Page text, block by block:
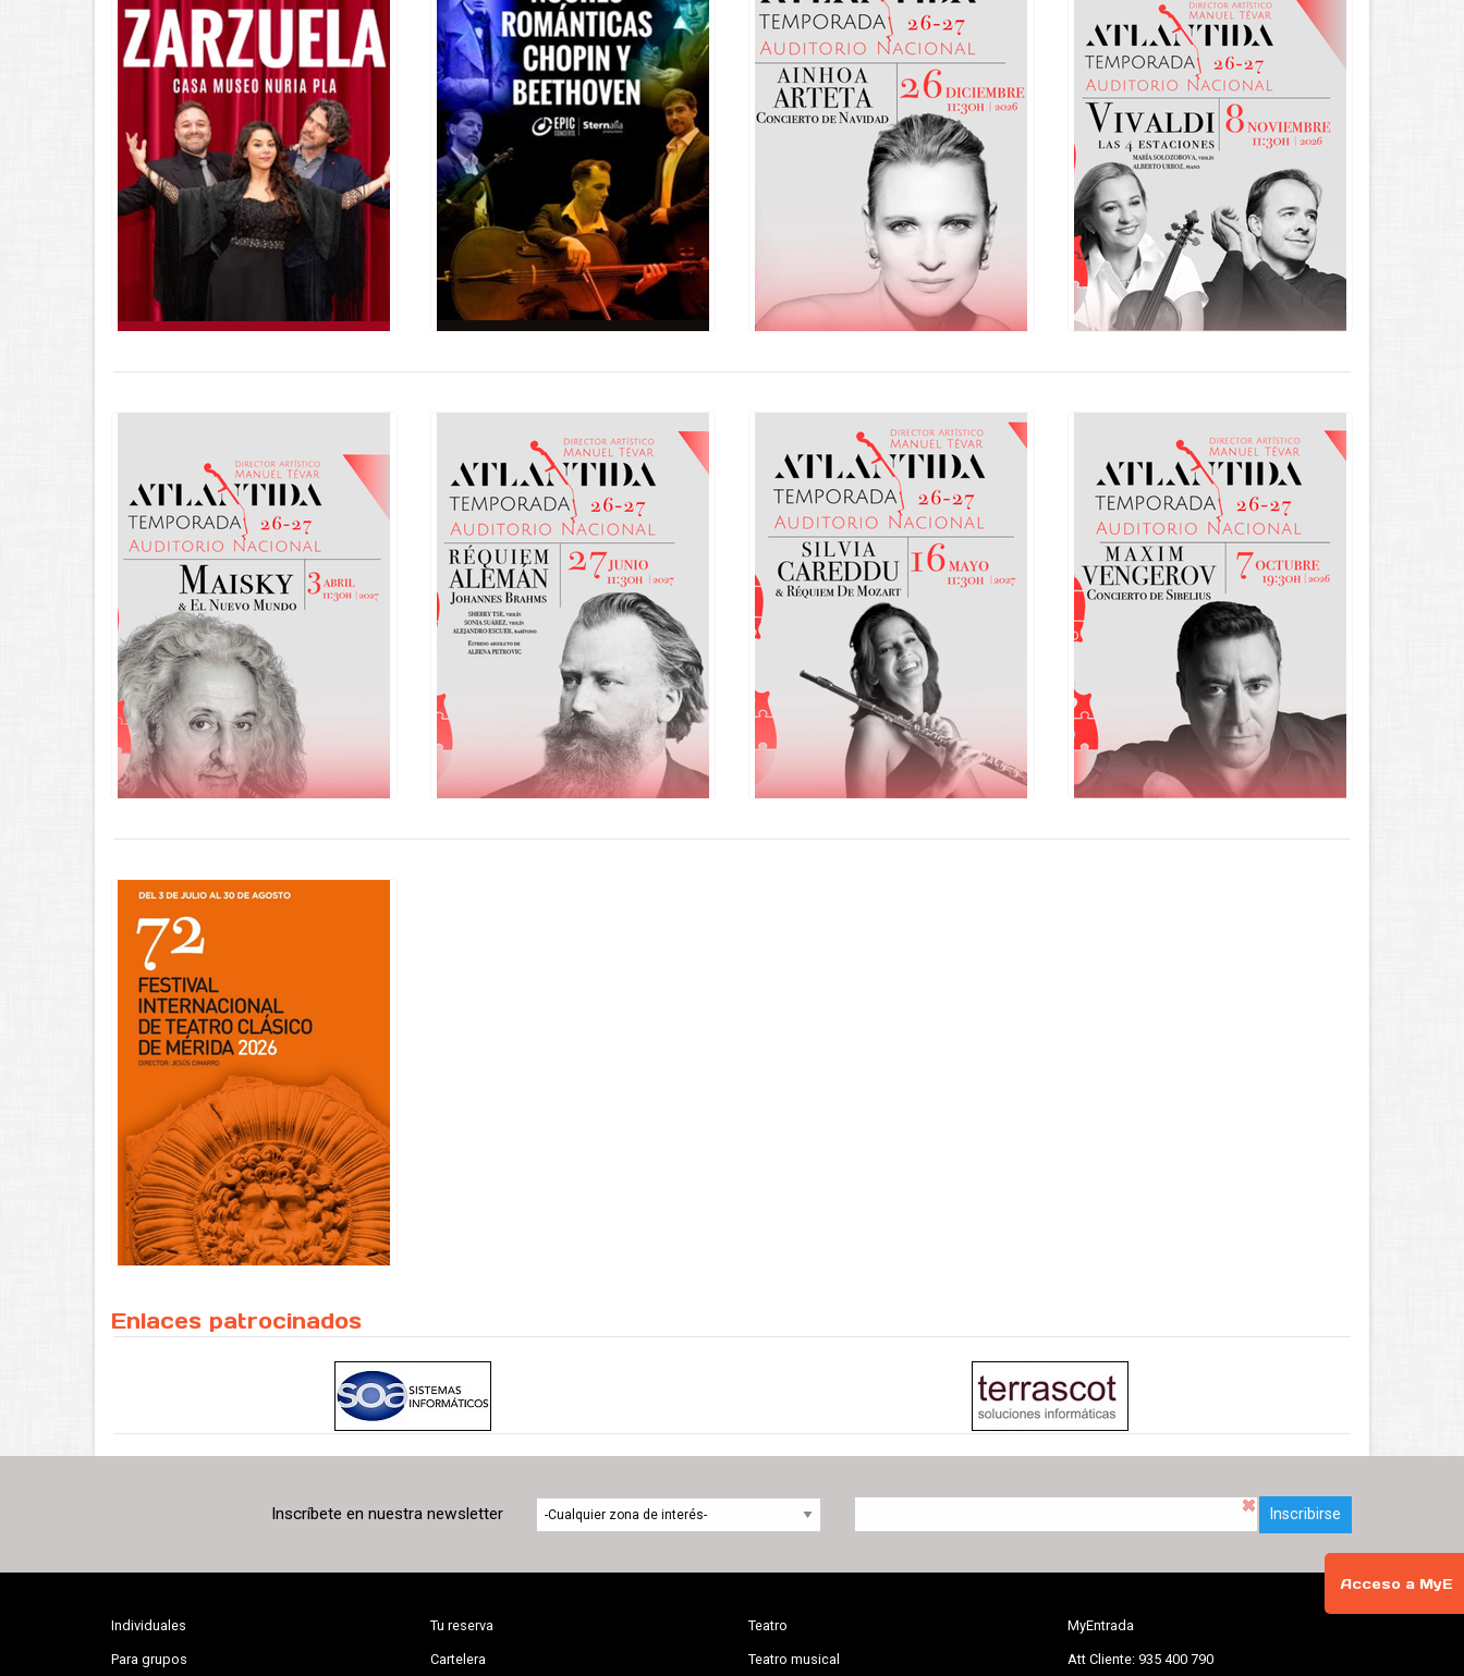
Enlaces patrocinados
Acceso a MyE
Inscríbete en nuestra newsletter Inscribirse
Individuales
Para grupos
Tu reserva
Cartelera
Teatro
Teatro musical
MyEntrada
Att Cliente: 935 400 790